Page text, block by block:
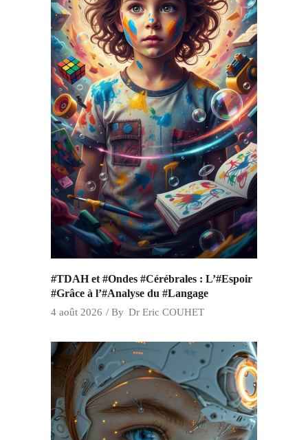
#TDAH et #Ondes #Cérébrales : L’#Espoir
#Grâce à l’#Analyse du #Langage
4 août 2026 By Dr Eric COUHET